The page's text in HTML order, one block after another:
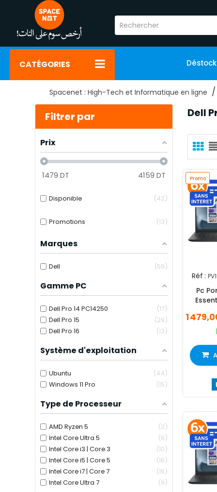
CATÉGORIES
Spacenet : High-Tech et Informatique en ligne
Filtrer par
Prix
1479 DT 4159 DT
Disponible 42
Promotions 13
Marques
Dell 59
Gamme PC
Dell Pro 14 PC14250
17
Dell Pro 15
29
Dell Pro 16
13
Système d'exploitation
Ubuntu
44
Windows 11 Pro
15
Type de Processeur
AMD Ryzen 5
2
Intel Core Ultra 5
6
Intel Core i3 | Core 3
10
Intel Core i5 | Core 5
16
Intel Core i7 | Core 7
16
Intel Core Ultra 7
9
Dell
Promo
Réf :
Pc
1